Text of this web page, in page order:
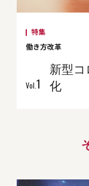
特集
働き方改革
Vol.1
新型
化